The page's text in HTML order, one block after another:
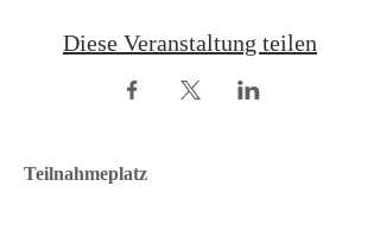
Diese Veranstaltung teilen
Teilnahmeplatz